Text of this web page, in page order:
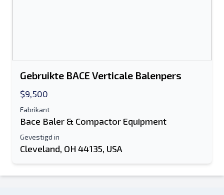
Gebruikte BACE Verticale Balenpers
$9,500
Fabrikant
Bace Baler & Compactor Equipment
Gevestigd in
Cleveland, OH 44135, USA